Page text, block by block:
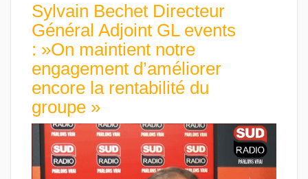
Sylvain Bechet Directeur
Général Adjoint GL events
: »On maintient notre
engagement d’améliorer
encore la rentabilité du
groupe »